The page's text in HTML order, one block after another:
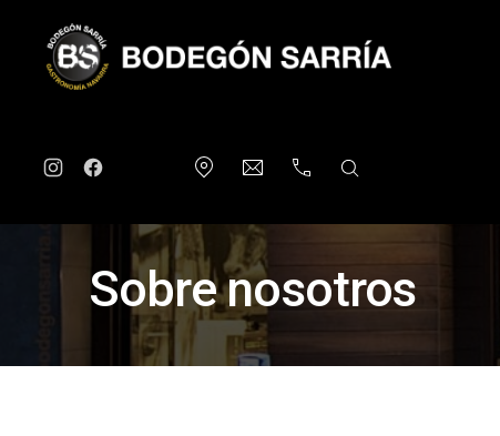
Bodegón Sarría
New Window
New Window
New Window
New Window
Opening Hours
info@bodegonsarria.com
+34948227713
SEARCH
Sobre nosotros